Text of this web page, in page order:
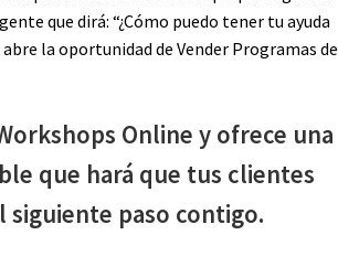
que dirá: “¿Cómo puedo tener tu ayuda
la oportunidad de Vender Programas de
Online y ofrece una
que hará que tus clientes
siguiente paso contigo.